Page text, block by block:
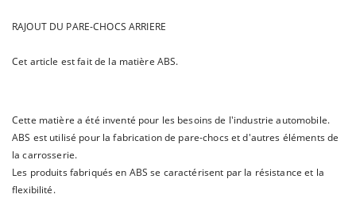
RAJOUT DU PARE-CHOCS ARRIERE
Cet article est fait de la matière ABS.
Cette matière a été inventé pour les besoins de l'industrie automobile.
ABS est utilisé pour la fabrication de pare-chocs et d'autres éléments de
la carrosserie.
Les produits fabriqués en ABS se caractérisent par la résistance et la
flexibilité.